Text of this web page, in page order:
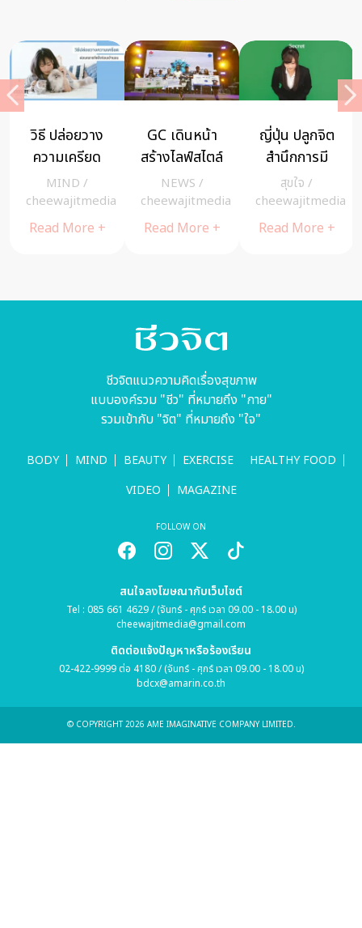
วิธี ปล่อยวาง
ความเครียด
ก่อนนอน
MIND /
cheewajitmedia
Read More +
GC เดินหน้า
สร้างไลฟ์สไตล์
ลดขยะ
พลาสติก รับ
มอบขยะขวด
Compostable
สลายตัวได้
ทางชีวภาพ
จาก ‘ก้าวคนละ
ก้าว’ ภาคเหนือ
NEWS /
cheewajitmedia
Read More +
ญี่ปุ่น ปลูกจิต
สำนึกการมี
น้ำใจบนท้อง
ถนน รณรงค์
ให้คน
สุขใจ /
cheewajitmedia
Read More +
ชีวจิตแนวความคิดเรื่องสุขภาพ
แบบองค์รวม "ชีว" ที่หมายถึง "กาย"
รวมเข้ากับ "จิต" ที่หมายถึง "ใจ"
BODY MIND BEAUTY EXERCISE
HEALTHY FOOD
VIDEO
MAGAZINE
FOLLOW ON
สนใจลงโฆษณากับเว็บไซต์
Tel : 085 661 4629 / (จันทร์ - ศุกร์ เวลา 09.00 - 18.00 น)
cheewajitmedia@gmail.com
ติดต่อแจ้งปัญหาหรือร้องเรียน
02-422-9999 ต่อ 4180 / (จันทร์ - ศุกร์ เวลา 09.00 - 18.00 น)
bdcx@amarin.co.th
© COPYRIGHT 2026 AME IMAGINATIVE COMPANY LIMITED.